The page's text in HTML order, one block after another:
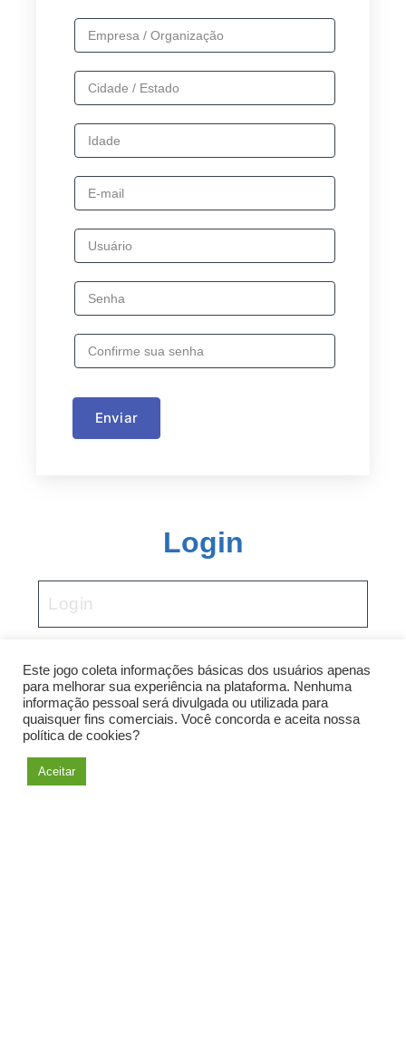
Enviar
Login
Entrar
Esqueceu a senha?
Este jogo coleta informações básicas dos usuários apenas
para melhorar sua experiência na plataforma. Nenhuma
informação pessoal será divulgada ou utilizada para
quaisquer fins comerciais. Você concorda e aceita nossa
política de cookies?
Aceitar